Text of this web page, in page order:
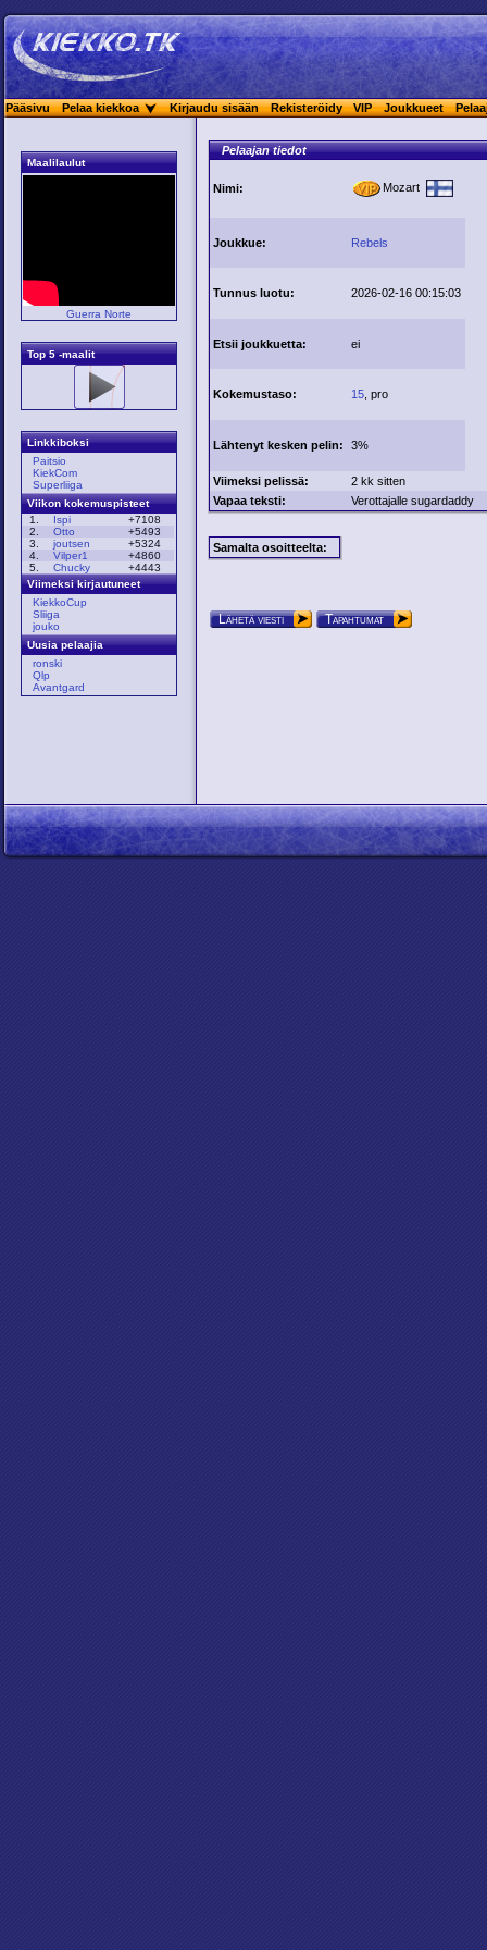
Pääsivu Pelaa kiekkoa Kirjaudu sisään Rekisteröidy VIP Joukkueet
Maalilaulut
Guerra Norte
Top 5 -maalit
Linkkiboksi
Paitsio
KiekCom
Superliiga
Viikon kokemuspisteet
1.
Ispi
+7108
2.
Otto
+5493
3.
joutsen
+5324
4.
Vilper1
+4860
5.
Chucky
+4443
Viimeksi kirjautuneet
KiekkoCup
Sliiga
jouko
Uusia pelaajia
ronski
Qlp
Avantgard
Pelaajan tiedot
Nimi: Mozart
Joukkue: Rebels
Tunnus luotu: 2026-02-16 00:15:03
Etsii joukkuetta: ei
Kokemustaso: 15 , pro
Lähtenyt kesken pelin: 3%
Viimeksi pelissä:
2 kk sitten
Vapaa teksti:
Verottajalle sugardaddy
Samalta osoitteelta:
Lähetä viesti Tapahtumat